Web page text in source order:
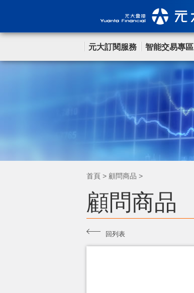
元大訂閱服務 智能交易專區
首頁 > 顧問商品 >
顧問商品
回列表